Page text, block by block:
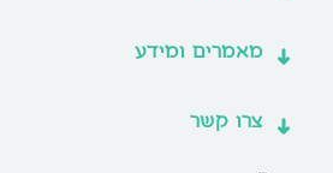
מאמרים ומידע
צרו קשר